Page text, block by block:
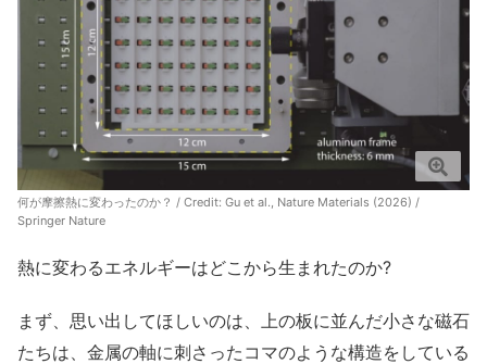
何が摩擦熱に変わったのか？ / Credit: Gu et al., Nature Materials (2026) /
Springer Nature
熱に変わるエネルギーはどこから生まれたのか?
まず、思い出してほしいのは、上の板に並んだ小さな磁石
たちは、金属の軸に刺さったコマのような構造をしている